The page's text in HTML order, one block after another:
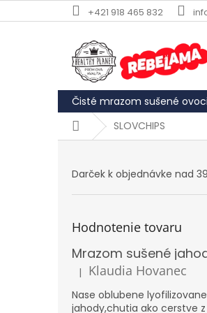
na
+421 918 465 832
Čisté mrazom sušené
DomovSLOVCHIPS
Darček k objednávke nad
Hodnotenie tovaru
Hodnotenie produktu je 5 z
| Klaudia Hovanec
Nase oblubene lyofilizovane
jahody,chutia ako cerstve z